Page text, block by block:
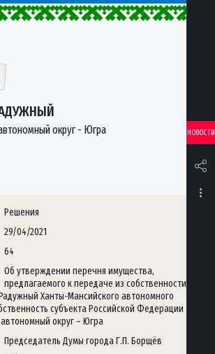
округ - Югра НОВОСТИ
Решения
29/04/2021
64
Об утверждении перечня имущества,
предлагаемого к передаче из собственности
Ханты-Мансийского автономного
субъекта Российской Федерации
округ – Югра
Председатель Думы города Г.П. Борщёв